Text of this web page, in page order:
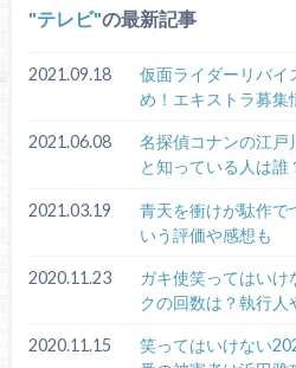
テレビ の最新記事
2021.09.18
仮面ライダーリバイ
め！エキストラ募集
2021.06.08
名探偵コナンの江戸
と知っている人は誰
2021.03.19
青天を衝けが駄作で
いう評価や感想も
2020.11.23
ガキ使笑ってはい
クの回数は？執行人
2020.11.15
笑ってはいけない